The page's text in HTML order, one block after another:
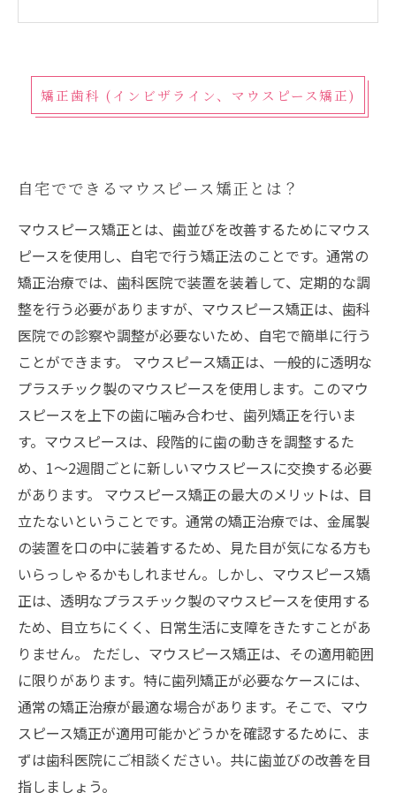
矯正歯科 (インビザライン、マウスピース矯正)
自宅でできるマウスピース矯正とは？
マウスピース矯正とは、歯並びを改善するためにマウス
ピースを使用し、自宅で行う矯正法のことです。通常の
矯正治療では、歯科医院で装置を装着して、定期的な調
整を行う必要がありますが、マウスピース矯正は、歯科
医院での診察や調整が必要ないため、自宅で簡単に行う
ことができます。 マウスピース矯正は、一般的に透明な
プラスチック製のマウスピースを使用します。このマウ
スピースを上下の歯に噛み合わせ、歯列矯正を行いま
す。マウスピースは、段階的に歯の動きを調整するた
め、1〜2週間ごとに新しいマウスピースに交換する必要
があります。 マウスピース矯正の最大のメリットは、目
立たないということです。通常の矯正治療では、金属製
の装置を口の中に装着するため、見た目が気になる方も
いらっしゃるかもしれません。しかし、マウスピース矯
正は、透明なプラスチック製のマウスピースを使用する
ため、目立ちにくく、日常生活に支障をきたすことがあ
りません。 ただし、マウスピース矯正は、その適用範囲
に限りがあります。特に歯列矯正が必要なケースには、
通常の矯正治療が最適な場合があります。そこで、マウ
スピース矯正が適用可能かどうかを確認するために、ま
ずは歯科医院にご相談ください。共に歯並びの改善を目
指しましょう。